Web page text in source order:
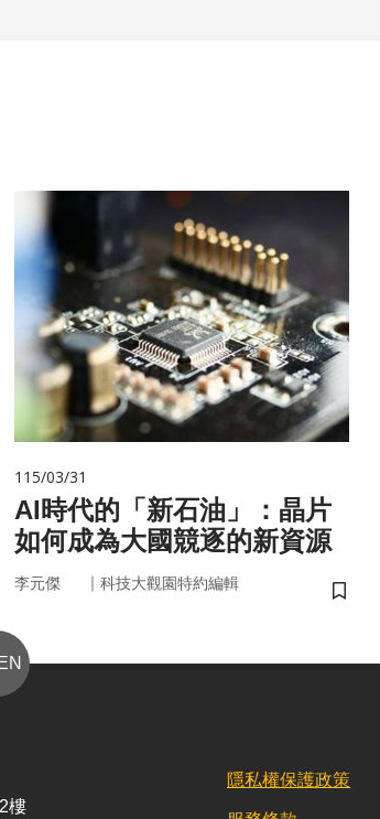
籤
115/03/31
AI時代的「新石油」：晶片
如何成為大國競逐的新資源
李元傑 ｜ 科技大觀園特約編輯
儲存
樓
隱私權保護政策